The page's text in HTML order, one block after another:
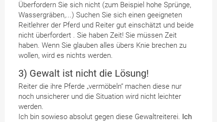
Überfordern Sie sich nicht (zum Beispiel hohe Sprünge,
Wassergräben,...) Suchen Sie sich einen geeigneten
Reitlehrer der Pferd und Reiter gut einschätzt und beide
nicht überfordert . Sie haben Zeit! Sie müssen Zeit
haben. Wenn Sie glauben alles übers Knie brechen zu
wollen, wird es nichts werden.
3) Gewalt ist nicht die Lösung!
Reiter die ihre Pferde „vermöbeln“ machen diese nur
noch unsicherer und die Situation wird nicht leichter
werden.
Ich bin sowieso absolut gegen diese Gewaltreiterei. Ich